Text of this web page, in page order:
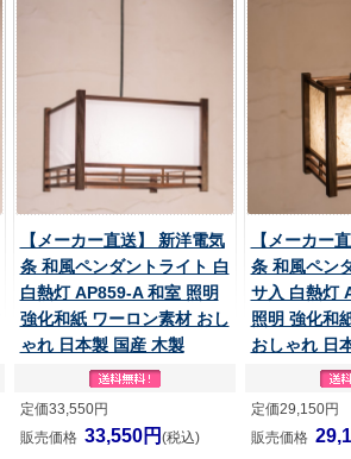
【メーカー直送】 新洋電気
条 和風ペンダントライト 白
白熱灯 AP859-A 和室 照明
強化和紙 ワーロン素材 おし
ゃれ 日本製 国産 木製
定価33,550円
販売価格 33,550円 (税込)
【メーカー
条 和風ペン
サ入 白熱灯
照明 強化和
おしゃれ 日
定価29,150円
販売価格